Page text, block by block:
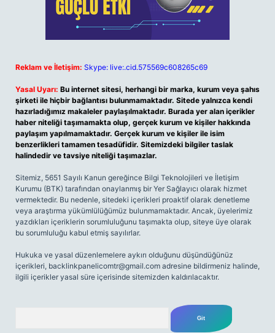
Reklam ve İletişim: Skype: live:.cid.575569c608265c69
Yasal Uyarı: Bu internet sitesi, herhangi bir marka, kurum veya şahıs
şirketi ile hiçbir bağlantısı bulunmamaktadır. Sitede yalnızca kendi
hazırladığımız makaleler paylaşılmaktadır. Burada yer alan içerikler
haber niteliği taşımamakta olup, gerçek kurum ve kişiler hakkında
paylaşım yapılmamaktadır. Gerçek kurum ve kişiler ile isim
benzerlikleri tamamen tesadüfidir. Sitemizdeki bilgiler taslak
halindedir ve tavsiye niteliği taşımazlar.
Sitemiz, 5651 Sayılı Kanun gereğince Bilgi Teknolojileri ve İletişim
Kurumu (BTK) tarafından onaylanmış bir Yer Sağlayıcı olarak hizmet
vermektedir. Bu nedenle, sitedeki içerikleri proaktif olarak denetleme
veya araştırma yükümlülüğümüz bulunmamaktadır. Ancak, üyelerimiz
yazdıkları içeriklerin sorumluluğunu taşımakta olup, siteye üye olarak
bu sorumluluğu kabul etmiş sayılırlar.
Hukuka ve yasal düzenlemelere aykırı olduğunu düşündüğünüz
içerikleri, backlinkpanelicomtr@gmail.com adresine bildirmeniz halinde,
ilgili içerikler yasal süre içerisinde sitemizden kaldırılacaktır.